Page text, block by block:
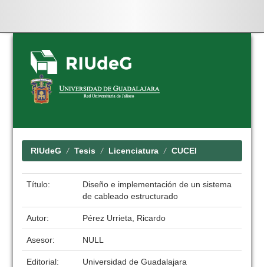
Skip
navigation
RIUdeG Tesis Licenciatura CUCEI
Título:
Diseño e implementación de un sistema
de cableado estructurado
Autor: Pérez Urrieta, Ricardo
Asesor: NULL
Editorial:
Universidad de Guadalajara